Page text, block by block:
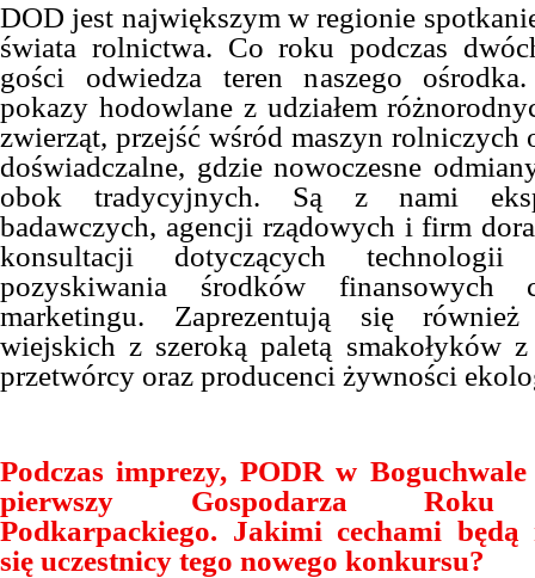
DOD jest największym w regionie
świata rolnictwa. Co roku podczas
gości odwiedza teren naszego
pokazy hodowlane z udziałem
zwierząt, przejść wśród maszyn rolniczych
doświadczalne, gdzie nowoczesne
obok tradycyjnych. Są z nami
badawczych, agencji rządowych i firm
konsultacji dotyczących
pozyskiwania środków finansowych
marketingu. Zaprezentują się
wiejskich z szeroką paletą smakołyków
przetwórcy oraz producenci żywności
Podczas imprezy, PODR w
pierwszy Gospodarza Roku
Podkarpackiego. Jakimi cechami będą
się uczestnicy tego nowego konkursu?